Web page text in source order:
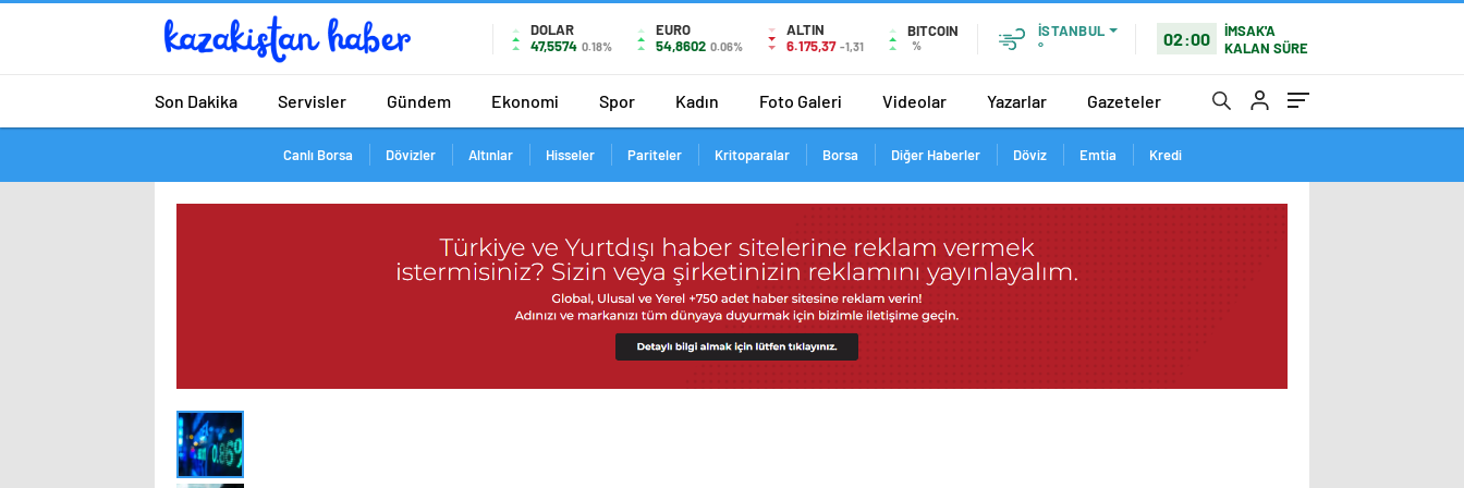
DOLAR
47,5574 0.18%
EURO
54,8602 0.06%
ALTIN
6.175,37 -1,31
BITCOIN
%
İSTANBUL
°
02:00
İMSAK'A
KALAN SÜRE
Son Dakika Servisler Gündem Ekonomi Spor Kadın Foto Galeri Videolar Yazarlar Gazeteler
Canlı Borsa Dövizler Altınlar Hisseler Pariteler Kritoparalar Borsa Diğer Haberler Döviz Emtia Kredi